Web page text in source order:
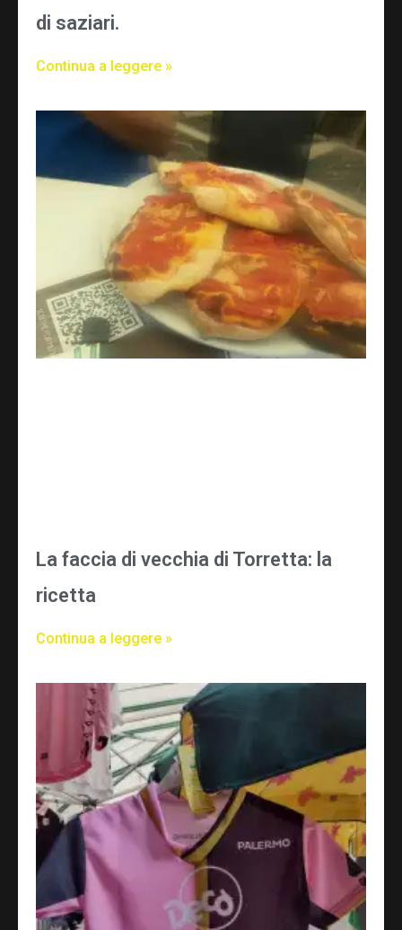
di saziari.
Continua a leggere »
La faccia di vecchia di Torretta: la
ricetta
Continua a leggere »